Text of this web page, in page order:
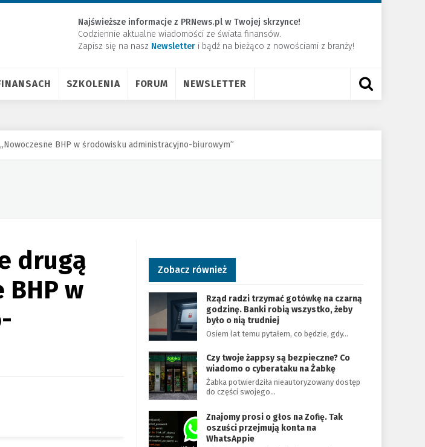
Najświeższe informacje z PRNews.pl w Twojej skrzynce!
Codziennie aktualne wiadomości ze świata finansów.
Zapisz się na nasz Newsletter ​i bądź na bieżąco z nowościami z branży!
SZKOLENIA FORUM NEWSLETTER
BHP w środowisku administracyjno-biurowym”
drugą
w
Zobacz również
Rząd radzi trzymać gotówkę na czarną
godzinę. Banki robią wszystko, żeby
było o nią trudniej
Osiem lat temu pytałem, co będzie, gdy…
Czy twoje żappsy są bezpieczne? Co
wiadomo o cyberataku na Żabkę
Żabka potwierdziła nieautoryzowany dostęp
do części swojego…
Znajomy prosi o głos na Zofię. Tak
oszuści przejmują konta na
WhatsAppie